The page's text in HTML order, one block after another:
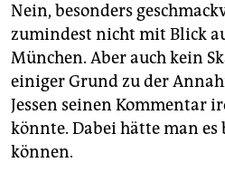
Nein, besonders
zumindest nicht mit Blick
München. Aber auch kein
einiger Grund zu der
Jessen seinen Kommentar
könnte. Dabei hätte man es
können.